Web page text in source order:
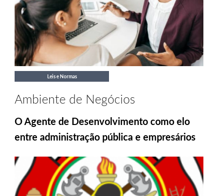
Leis e Normas
Ambiente de Negócios
O Agente de Desenvolvimento como elo
entre administração pública e empresários